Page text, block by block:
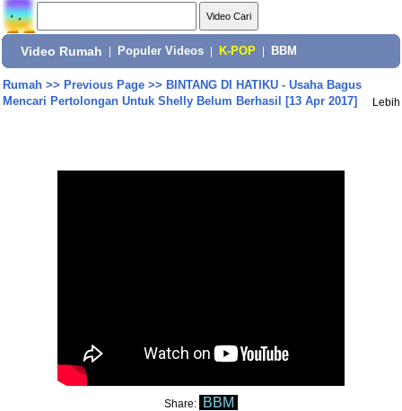
Video Rumah Populer Videos K-POP BBM
Rumah>> Previous Page>> BINTANG DI HATIKU - Usaha Bagus
Mencari Pertolongan Untuk Shelly Belum Berhasil [13 Apr 2017]
Lebih
Share: BBM